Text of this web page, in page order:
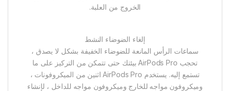
الخروج من العلبة.
إلغاء الضوضاء النشط
سماعات الرأس المانعة للضوضاء الخفيفة بشكل لا يصدق ،
تحجب AirPods Pro بيئتك حتى تتمكن من التركيز على ما
تستمع إليه. يستخدم AirPods Pro اثنين من الميكروفونات ،
وميكروفون مواجه للخارج وميكروفون مواجه للداخل ، لإنشاء